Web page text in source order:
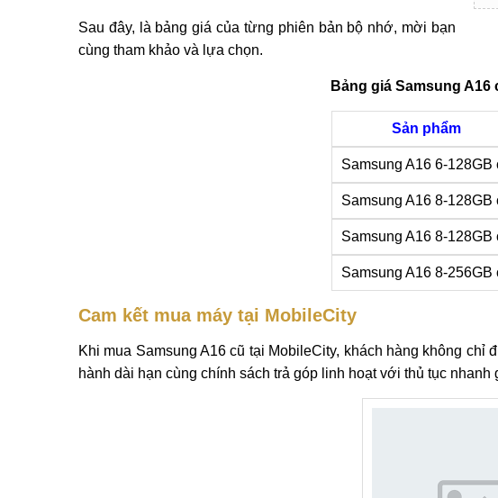
Sau đây, là bảng giá của từng phiên bản bộ nhớ, mời bạn
cùng tham khảo và lựa chọn.
Bảng giá Samsung A16
Sản phẩm
Samsung A16 6-128GB
Samsung A16 8-128GB
Samsung A16 8-128GB
Samsung A16 8-256GB
Cam kết mua máy tại MobileCity
Khi mua Samsung A16 cũ tại MobileCity, khách hàng không
hành dài hạn cùng chính sách trả góp linh hoạt với thủ tục nhanh